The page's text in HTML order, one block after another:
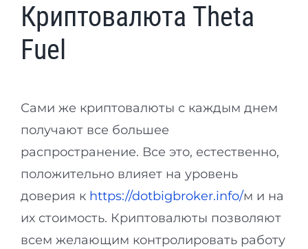
Криптовалюта Theta
Fuel
Сами же криптовалюты с каждым днем
получают все большее
распространение. Все это, естественно,
положительно влияет на уровень
доверия к https://dotbigbroker.info/м и на
их стоимость. Криптовалюты позволяют
всем желающим контролировать работу